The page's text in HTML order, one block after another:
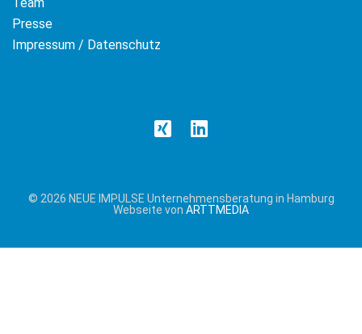
Presse
Impressum / Datenschutz
© 2026 NEUE IMPULSE Unternehmensberatung in Hamburg
Webseite von ARTTMEDIA